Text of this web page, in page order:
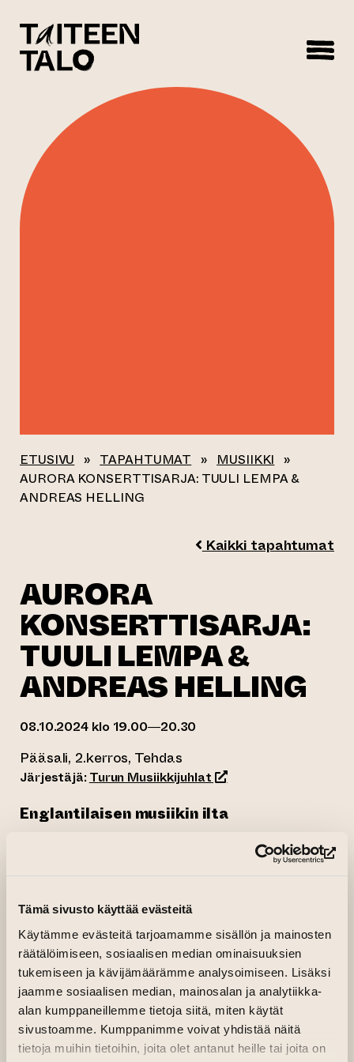
Tämä sivusto käyttää evästeitä
Käytämme evästeitä tarjoamamme sisällön ja mainosten
räätälöimiseen, sosiaalisen median ominaisuuksien
tukemiseen ja kävijämäärämme analysoimiseen. Lisäksi
jaamme sosiaalisen median, mainosalan ja analytiikka-
alan kumppaneillemme tietoja siitä, miten käytät
sivustoamme. Kumppanimme voivat yhdistää näitä
tietoja muihin tietoihin, joita olet antanut heille tai joita on
ETUSIVU » TAPAHTUMAT » MUSIIKKI »
AURORA KONSERTTISARJA: TUULI LEMPA &
ANDREAS HELLING
Kaikki tapahtumat
AURORA
KONSERTTISARJA:
TUULI LEMPA &
ANDREAS HELLING
08.10.2024 klo 19.00—20.30
Pääsali, 2.kerros, Tehdas
Järjestäjä: Turun Musiikkijuhlat(siirtyy toiseen
Englantilaisen musiikin ilta
Auroran lokakuun konsertissa pianisti Tuuli
Lempa ja sellisti Andreas Helling vievät
Britten ja Bridge saavat seuraa Camden
Reevesin uudesta musiikista.
Konserttiin on vapaa pääsy, tervetuloa!
OHJELMA
Tuuli Lempa, piano
Andreas Helling, sello